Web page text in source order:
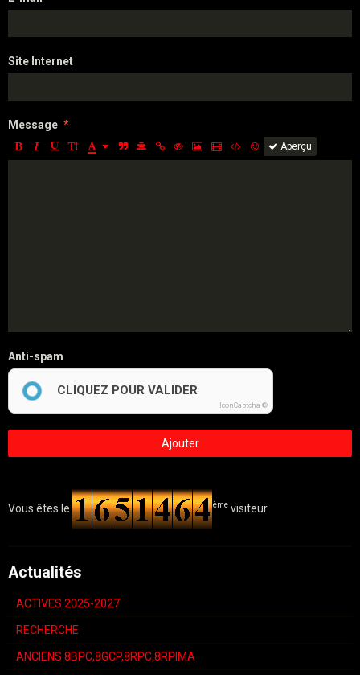
Site Internet
Message
Aperçu
Anti-spam
CLIQUEZ POUR VALIDER
IconCaptcha ©
Ajouter
Vous êtes le ème visiteur
Actualités
ACTIVES 2025-2027
RECHERCHE
ANCIENS 8BPC,8GCP,8RPC,8RPIMA